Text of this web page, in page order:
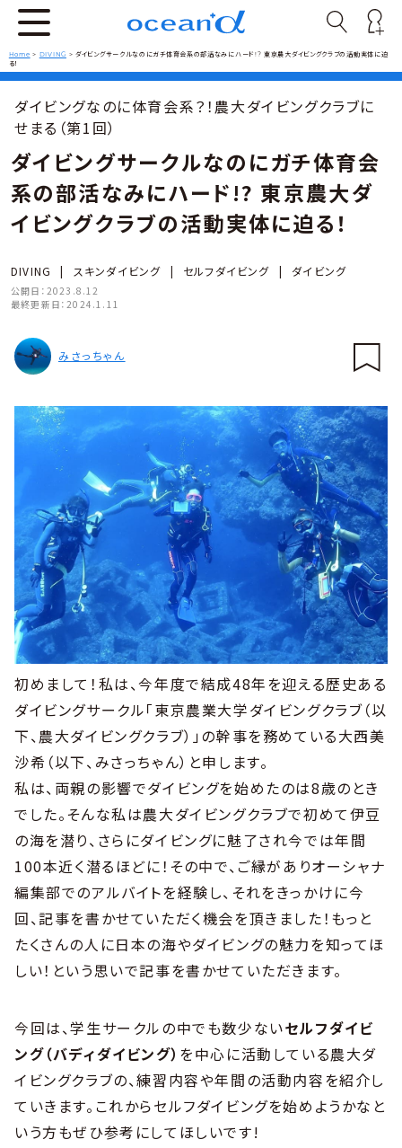
Home > DIVING >ダイビングサークルなのにガチ体育会系の部活なみにハード!? 東京農大ダイビングクラブの活動実体に迫
る！
ダイビングなのに体育会系？！農大ダイビングクラブに
せまる（第1回）
ダイビングサークルなのにガチ体育会
系の部活なみにハード!? 東京農大ダ
イビングクラブの活動実体に迫る！
DIVING | スキンダイビング | セルフダイビング | ダイビング
公開日： 2023.8.12
最終更新日： 2024.1.11
みさっちゃん
初めまして！私は、今年度で結成48年を迎える歴史ある
ダイビングサークル「東京農業大学ダイビングクラブ（以
下、農大ダイビングクラブ）」の幹事を務めている大西美
沙希（以下、みさっちゃん）と申します。
私は、両親の影響でダイビングを始めたのは8歳のとき
でした。そんな私は農大ダイビングクラブで初めて伊豆
の海を潜り、さらにダイビングに魅了され今では年間
100本近く潜るほどに！その中で、ご縁がありオーシャナ
編集部でのアルバイトを経験し、それをきっかけに今
回、記事を書かせていただく機会を頂きました！もっと
たくさんの人に日本の海やダイビングの魅力を知ってほ
しい！という思いで記事を書かせていただきます。
今回は、学生サークルの中でも数少ないセルフダイビ
ング（バディダイビング） を中心に活動している農大ダ
イビングクラブの、練習内容や年間の活動内容を紹介し
ていきます。これからセルフダイビングを始めようかなと
いう方もぜひ参考にしてほしいです!